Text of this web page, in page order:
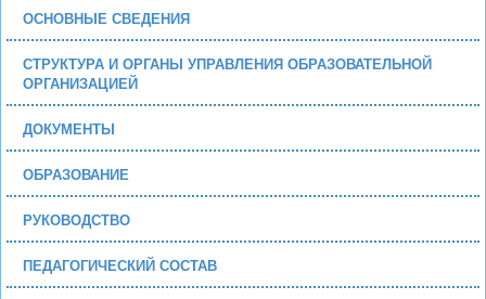
ОСНОВНЫЕ СВЕДЕНИЯ
СТРУКТУРА И ОРГАНЫ УПРАВЛЕНИЯ ОБРАЗОВАТЕЛЬНОЙ
ОРГАНИЗАЦИЕЙ
ДОКУМЕНТЫ
ОБРАЗОВАНИЕ
РУКОВОДСТВО
ПЕДАГОГИЧЕСКИЙ СОСТАВ